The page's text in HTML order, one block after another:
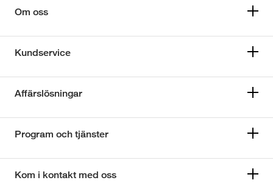
Om oss
Kundservice
Affärslösningar
Program och tjänster
Kom i kontakt med oss